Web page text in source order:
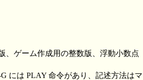
、ゲーム作成用の整数版、浮動小数点
には PLAY 命令があり、記述方法はマ